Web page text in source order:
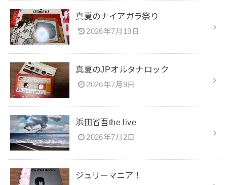
真夏のナイアガラ祭り
2026年7月19日
真夏のJPオルタナロック
2026年7月9日
浜田省吾the live
2026年7月2日
ジュリーマニア！